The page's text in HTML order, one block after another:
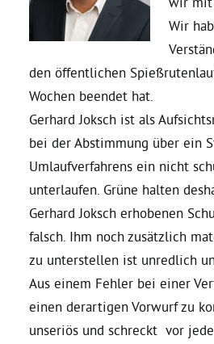
Delegierte
Grüne im
Ratsmitglieder 2025 – 2030
Ratsanträge
Fraktionsgeschäftsstelle
Bezirksvertretungen
Wir
den öffentlichen
Wochen beendet hat.
Gerhard Joksch ist als
bei der Abstimmung über ein
Umlaufverfahrens ein nicht
unterlaufen. Grüne halten
Gerhard Joksch erhobenen
falsch. Ihm noch zusätzlich
zu unterstellen ist unredlich
Aus einem Fehler bei einer
einen derartigen Vorwurf zu
unseriös und schreckt vor